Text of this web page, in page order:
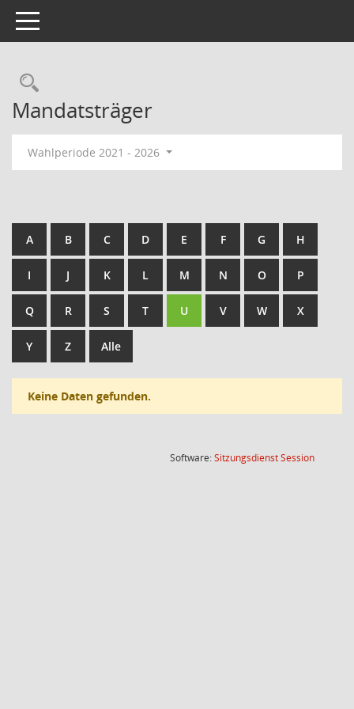
Toggle navigation
Rechercheauswahl
Mandatsträger
Wahlperiode 2021 - 2026
A B C D E F G H
I J K L M N O P
Q R S T U V W X
Y Z Alle
Keine Daten gefunden.
Software:SitzungsdienstSession(Wird in